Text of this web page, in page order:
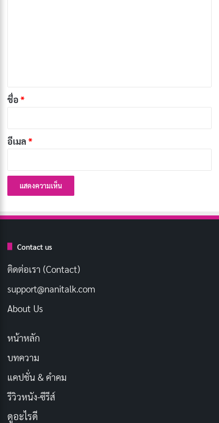
เป็นการนำเอาสไตล์ความงามที่มีมานานของผู้หญิงผิวสีมา
ปรับใช้และทำให้เป็นที่นิยมในวงกว้าง ซึ่งสะท้อนให้เห็นถึง
การยอมรับในความงามตามธรรมชาติมากขึ้นในสังคม
ปัจจุบัน
แฟชั่นเทรนด์นี้ยังสะท้อนถึงการเปลี่ยนแปลงทัศนคติของ
คนรุ่นใหม่ที่ต้องการความเรียบง่าย รวดเร็ว และเข้าถึงได้
ที่ผิวหน้าและการดูแลสุขภาพผิวกลายเป็นสิ่งสำคัญมากขึ้น
*
ชื่อ *
อีเมล *
Contact us
ติดต่อเรา (Contact)
support@nanitalk.com
About Us
หน้าหลัก
บทความ
แคปชั่น & คำคม
รีวิวหนัง-ซีรีส์
ดูอะไรดี